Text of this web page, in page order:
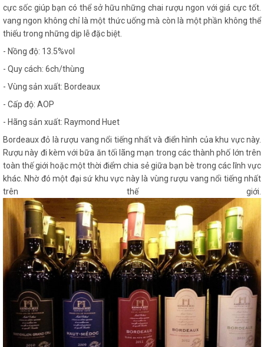
cực sốc giúp bạn có thể sở hữu những chai rượu ngon với giá cực tốt.
vang ngon không chỉ là một thức uống mà còn là một phần không thể
thiếu trong những dịp lễ đặc biệt.
- Nồng độ: 13.5%vol
- Quy cách: 6ch/thùng
- Vùng sản xuất: Bordeaux
- Cấp độ: AOP
- Hãng sản xuất: Raymond Huet
Bordeaux đỏ là rượu vang nổi tiếng nhất và điển hình của khu vực này.
Rượu này đi kèm với bữa ăn tối lãng mạn trong các thành phố lớn trên
toàn thế giới hoặc một thời điểm chia sẻ giữa bạn bè trong các lĩnh vực
khác. Nhờ đó một đại sứ khu vực này là vùng rượu vang nổi tiếng nhất
trên thế giới.